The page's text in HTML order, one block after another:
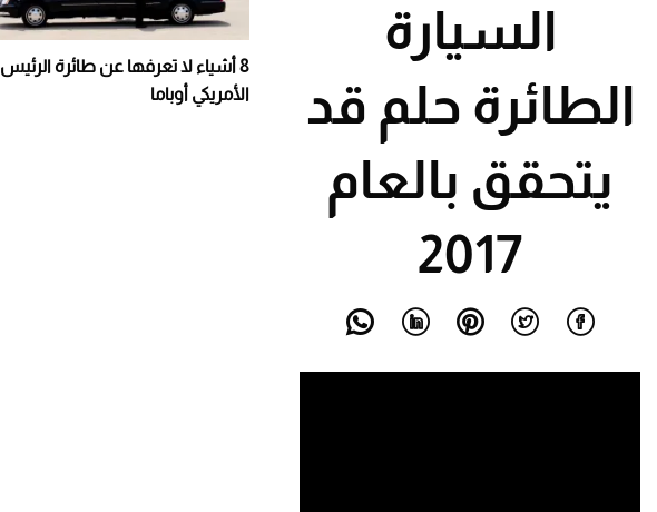
السيارة
الطائرة حلم قد
يتحقق بالعام
2017
8 أشياء لا تعرفها عن طائرة الرئيس
الأمريكي أوباما